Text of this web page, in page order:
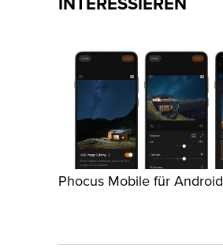
Phocus Mobile für Android